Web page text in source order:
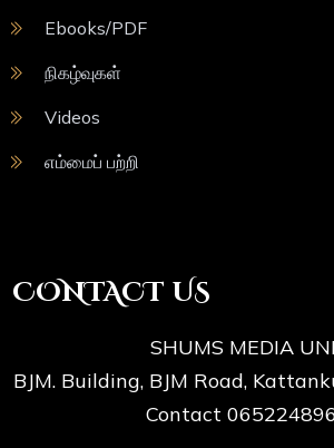
Ebooks/PDF
நிகழ்வுகள்
Videos
எம்மைப் பற்றி
CONTACT US
SHUMS MEDIA
BJM. Building, BJM Road,
Contact